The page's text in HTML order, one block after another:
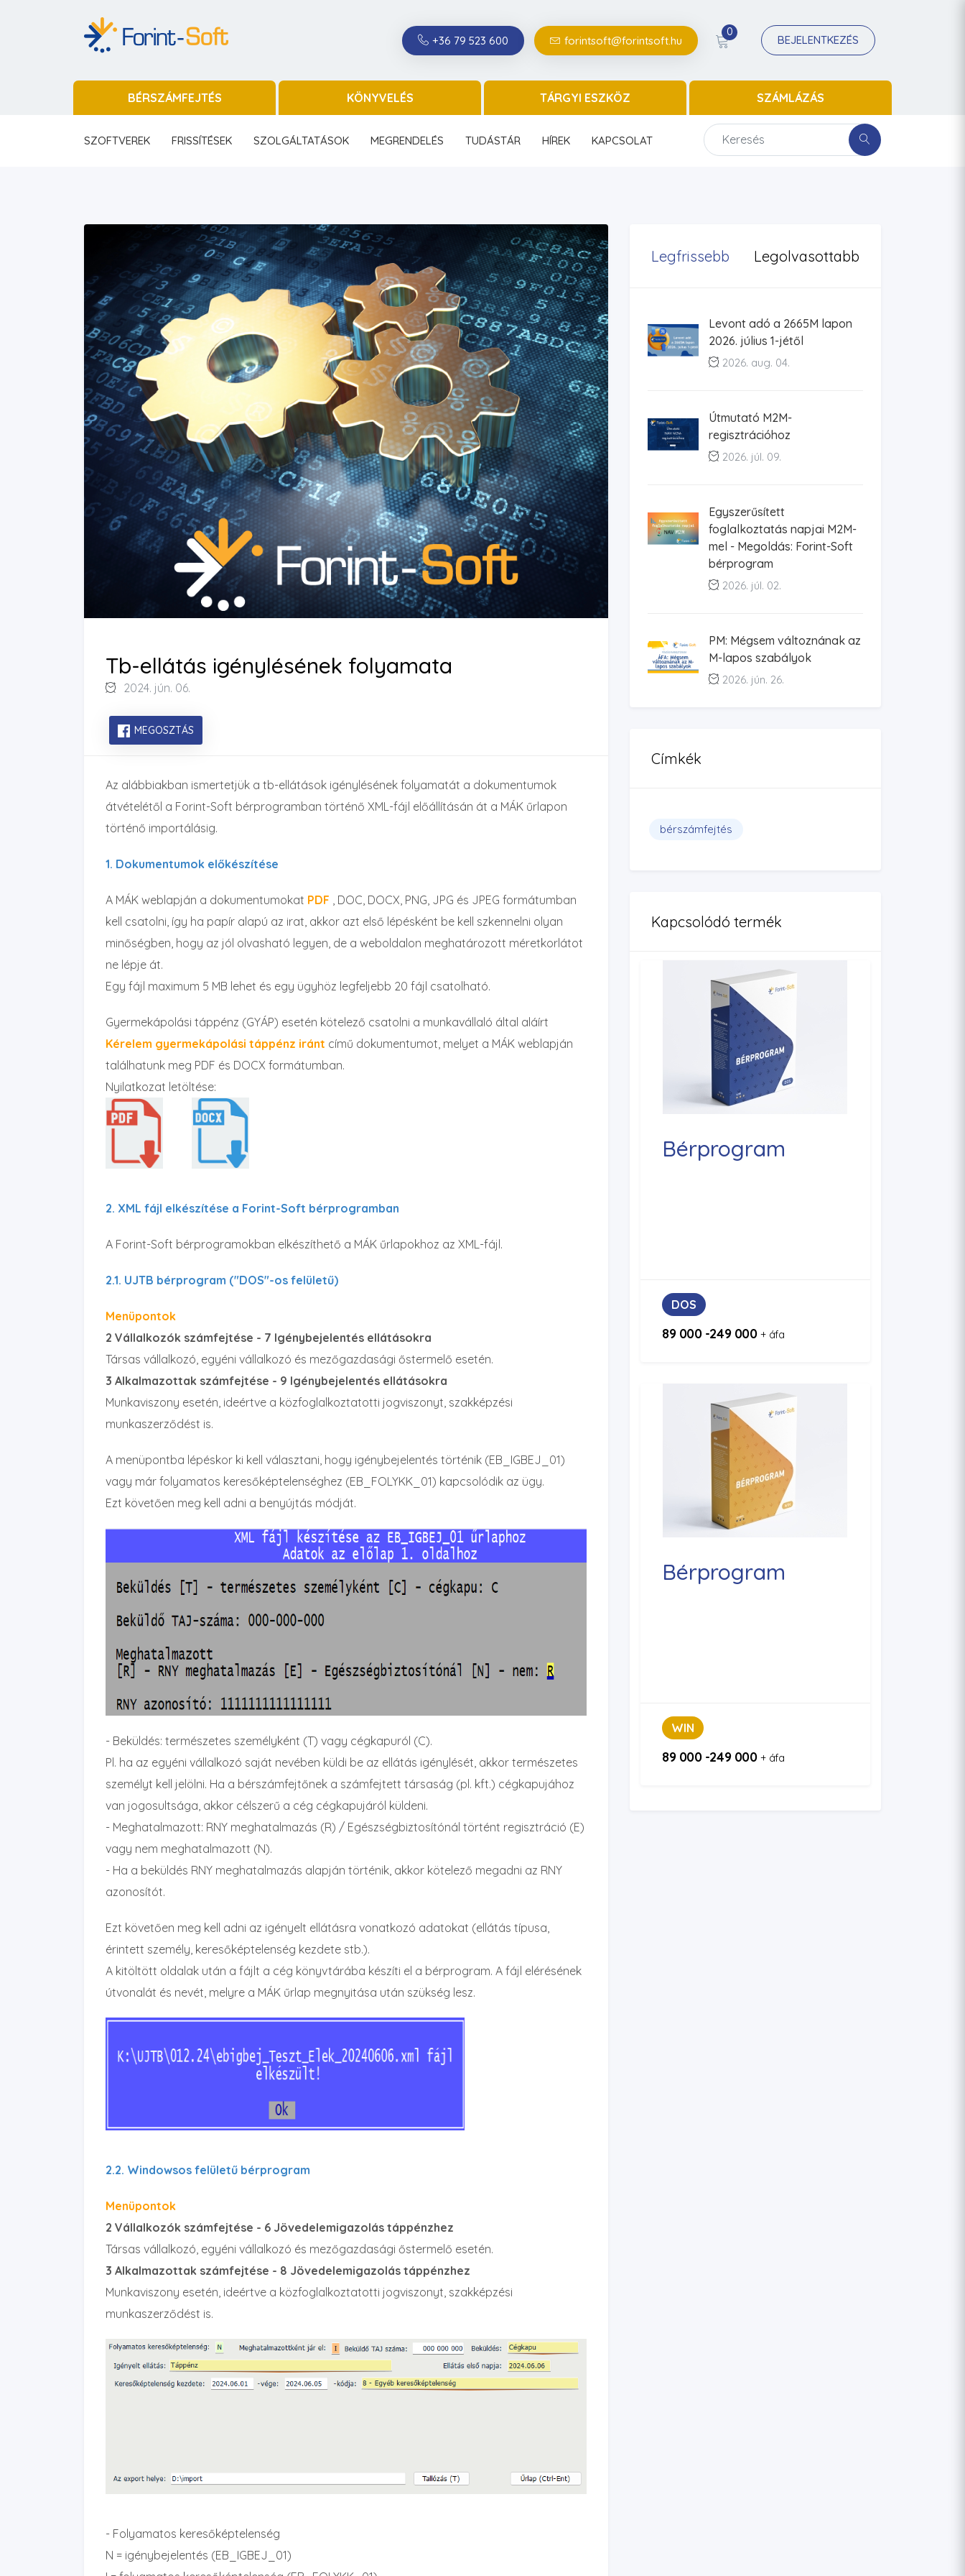
+36 79 523 600 forintsoft@forintsoft.hu
0
BEJELENTKEZÉS
BÉRSZÁMFEJTÉS KÖNYVELÉS TÁRGYI ESZKÖZ SZÁMLÁZÁS
SZOFTVEREK FRISSÍTÉSEK SZOLGÁLTATÁSOK MEGRENDELÉS TUDÁSTÁR HÍREK KAPCSOLAT
Tb-ellátás igénylésének folyamata
2024. jún. 06.
MEGOSZTÁS
Az alábbiakban ismertetjük a tb-ellátások igénylésének folyamatát a dokumentumok
átvételétől a Forint-Soft bérprogramban történő XML-fájl előállításán át a MÁK űrlapon
történő importálásig.
1. Dokumentumok előkészítése
A MÁK weblapján a dokumentumokat PDF
, DOC, DOCX, PNG, JPG és JPEG formátumban
kell csatolni, így ha papír alapú az irat, akkor azt első lépésként be kell szkennelni olyan
minőségben, hogy az jól olvasható legyen, de a weboldalon meghatározott méretkorlátot
ne lépje át.
Egy fájl maximum 5 MB lehet és egy ügyhöz legfeljebb 20 fájl csatolható.
Gyermekápolási táppénz (GYÁP) esetén kötelező csatolni a munkavállaló által aláírt
Kérelem gyermekápolási táppénz iránt című dokumentumot, melyet a MÁK weblapján
találhatunk meg PDF és DOCX formátumban.
Nyilatkozat letöltése:
2. XML fájl elkészítése a Forint-Soft bérprogramban
A Forint-Soft bérprogramokban elkészíthető a MÁK űrlapokhoz az XML-fájl.
2.1. UJTB bérprogram ("DOS"-os felületű)
Menüpontok
2 Vállalkozók számfejtése - 7 Igénybejelentés ellátásokra
Társas vállalkozó, egyéni vállalkozó és mezőgazdasági őstermelő esetén.
3 Alkalmazottak számfejtése - 9 Igénybejelentés ellátásokra
Munkaviszony esetén, ideértve a közfoglalkoztatotti jogviszonyt, szakképzési
munkaszerződést is.
A menüpontba lépéskor ki kell választani, hogy igénybejelentés történik (EB_IGBEJ_01)
vagy már folyamatos keresőképtelenséghez (EB_FOLYKK_01) kapcsolódik az ügy.
Ezt követően meg kell adni a benyújtás módját.
- Beküldés: természetes személyként (T) vagy cégkapuról (C).
Pl. ha az egyéni vállalkozó saját nevében küldi be az ellátás igénylését, akkor természetes
személyt kell jelölni. Ha a bérszámfejtőnek a számfejtett társaság (pl. kft.) cégkapujához
van jogosultsága, akkor célszerű a cég cégkapujáról küldeni.
- Meghatalmazott: RNY meghatalmazás (R) / Egészségbiztosítónál történt regisztráció (E)
vagy nem meghatalmazott (N).
- Ha a beküldés RNY meghatalmazás alapján történik, akkor kötelező megadni az RNY
azonosítót.
Ezt követően meg kell adni az igényelt ellátásra vonatkozó adatokat (ellátás típusa,
érintett személy, keresőképtelenség kezdete stb.).
A kitöltött oldalak után a fájlt a cég könyvtárába készíti el a bérprogram. A fájl elérésének
útvonalát és nevét, melyre a MÁK űrlap megnyitása után szükség lesz.
2.2. Windowsos felületű bérprogram
Menüpontok
2 Vállalkozók számfejtése - 6 Jövedelemigazolás táppénzhez
Társas vállalkozó, egyéni vállalkozó és mezőgazdasági őstermelő esetén.
3 Alkalmazottak számfejtése - 8 Jövedelemigazolás táppénzhez
Munkaviszony esetén, ideértve a közfoglalkoztatotti jogviszonyt, szakképzési
munkaszerződést is.
- Folyamatos keresőképtelenség
N = igénybejelentés (EB_IGBEJ_01)
Legfrissebb Legolvasottabb
Levont adó a 2665M lapon
2026. július 1-jétől
2026. aug. 04.
Útmutató M2M-
regisztrációhoz
2026. júl. 09.
Egyszerűsített
foglalkoztatás napjai M2M-
mel - Megoldás: Forint-Soft
bérprogram
2026. júl. 02.
PM: Mégsem változnának az
M-lapos szabályok
2026. jún. 26.
Címkék
bérszámfejtés
Kapcsolódó termék
Bérprogram
DOS
89 000 -249 000 + áfa
Bérprogram
WIN
89 000 -249 000 + áfa